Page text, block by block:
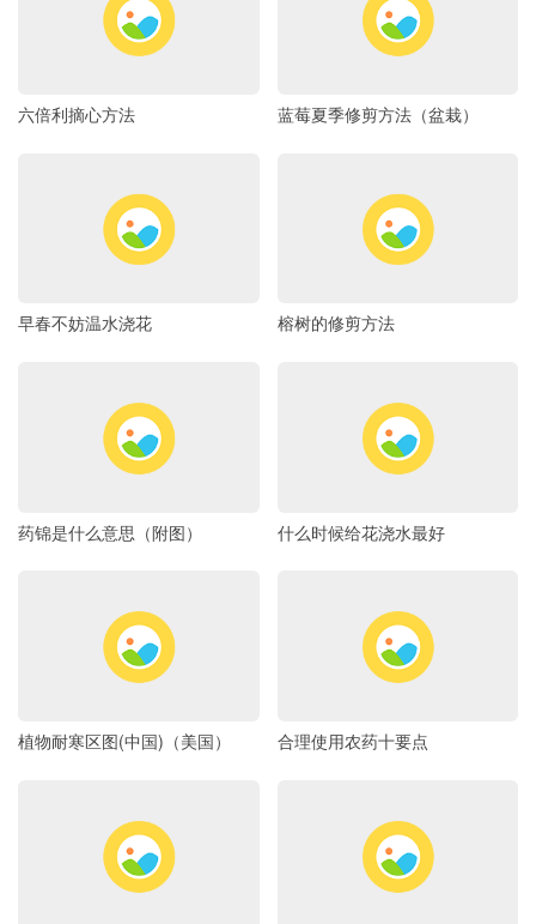
六倍利摘心方法 蓝莓夏季修剪方法（盆栽）
早春不妨温水浇花 榕树的修剪方法
药锦是什么意思（附图） 什么时候给花浇水最好
植物耐寒区图(中国)（美国） 合理使用农药十要点